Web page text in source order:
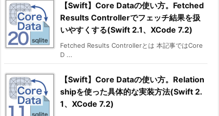
【Swift】Core Dataの使い方。Fetched
Results Controllerでフェッチ結果を扱
いやすくする(Swift 2.1、XCode 7.2)
Fetched Results Controllerとは 本記事ではCore
D ...
【Swift】Core Dataの使い方。Relation
shipを使った具体的な実装方法(Swift 2.
1、XCode 7.2)